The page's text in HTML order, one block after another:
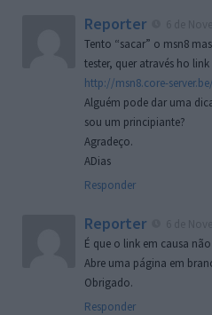
Reporter
Tento “sacar” o msn8
tester, quer através ho link
http://msn8.core-server.be/
Alguém pode dar uma
sou um principiante?
Agradeço.
ADias
Responder
Reporter
É que o link em causa
Abre uma página em
Obrigado.
Responder